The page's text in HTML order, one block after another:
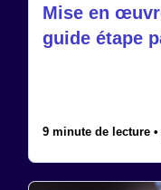
Mise en
guide étape
9 minute de lecture •